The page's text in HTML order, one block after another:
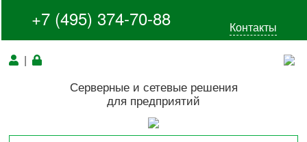
+7 (495) 374-70-88 Контакты
|
Серверные и сетевые решения
для предприятий